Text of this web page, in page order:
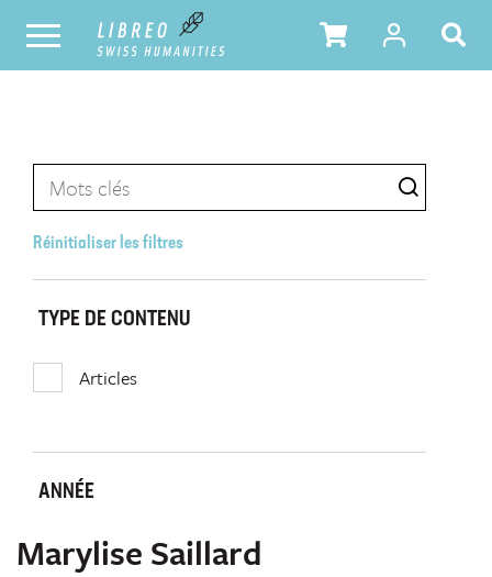
Réinitialiser les filtres
TYPE DE CONTENU
Articles
ANNÉE
Marylise Saillard